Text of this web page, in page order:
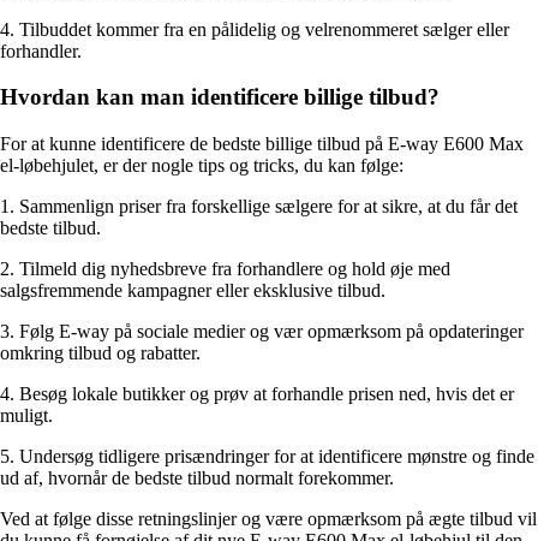
4. Tilbuddet kommer fra en pålidelig og velrenommeret sælger eller
forhandler.
Hvordan kan man identificere billige tilbud?
For at kunne identificere de bedste billige tilbud på E-way E600 Max
el-løbehjulet, er der nogle tips og tricks, du kan følge:
1. Sammenlign priser fra forskellige sælgere for at sikre, at du får det
bedste tilbud.
2. Tilmeld dig nyhedsbreve fra forhandlere og hold øje med
salgsfremmende kampagner eller eksklusive tilbud.
3. Følg E-way på sociale medier og vær opmærksom på opdateringer
omkring tilbud og rabatter.
4. Besøg lokale butikker og prøv at forhandle prisen ned, hvis det er
muligt.
5. Undersøg tidligere prisændringer for at identificere mønstre og finde
ud af, hvornår de bedste tilbud normalt forekommer.
Ved at følge disse retningslinjer og være opmærksom på ægte tilbud vil